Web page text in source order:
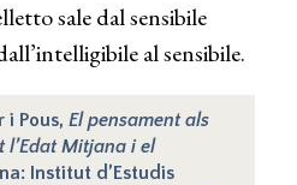
sale dal sensibile
al sensibile.
i Pous, El pensament als
Mitjana i el
Institut d’Estudis